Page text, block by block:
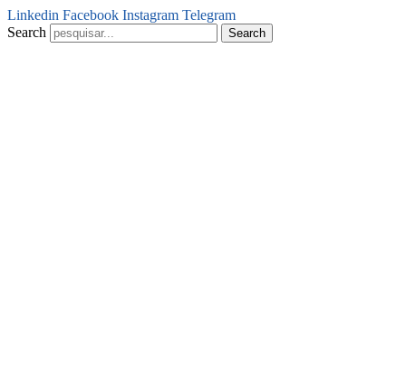
Linkedin Facebook Instagram Telegram
Search
Search